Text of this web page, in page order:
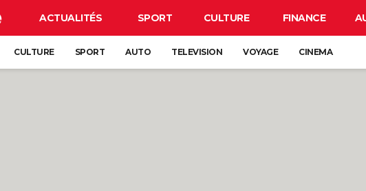
ACTUALITÉS SPORT CULTURE FINANCE
CULTURE SPORT AUTO TELEVISION VOYAGE CINEMA